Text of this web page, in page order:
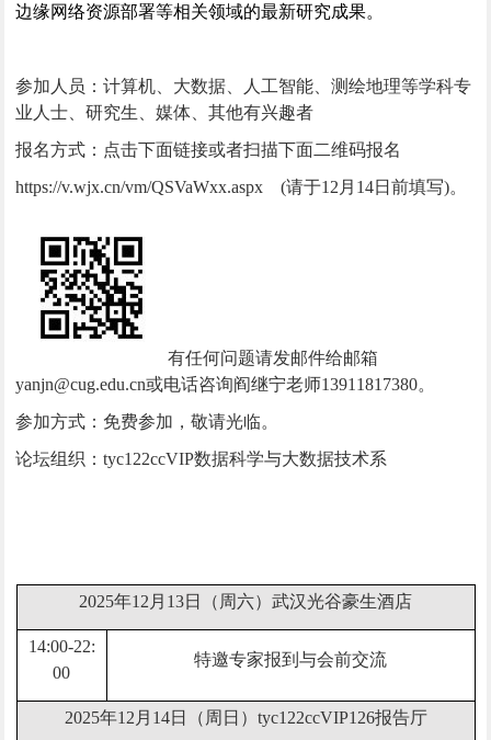
边缘网络资源部署等相关领域的最新研究成果。
参加人员：计算机、大数据、人工智能、测绘地理等学科专
业人士、研究生、媒体、其他有兴趣者
报名方式：点击下面链接或者扫描下面二维码报名
https://v.wjx.cn/vm/QSVaWxx.aspx
(请于12月14日前填写)。
有任何问题请发邮件给邮箱
yanjn@cug.edu.cn或电话咨询阎继宁老师13911817380。
参加方式：免费参加，敬请光临。
论坛组织：tyc122ccVIP数据科学与大数据技术系
2025年12月13日（周六）武汉光谷豪生酒店
14:00-22:
00
特邀专家报到与会前交流
2025年12月14日（周日）tyc122ccVIP126报告厅